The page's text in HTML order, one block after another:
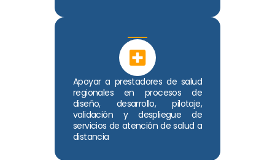
Apoyar a prestadores de salud
regionales en procesos de
diseño, desarrollo, pilotaje,
validación y despliegue de
servicios de atención de salud a
distancia